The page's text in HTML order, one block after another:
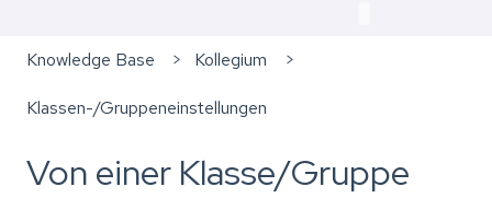
Knowledge Base Kollegium
Klassen-/Gruppeneinstellungen
Von einer Klasse/Gruppe